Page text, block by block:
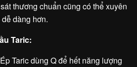
thương chuẩn cũng có thể xuyên
dàng hơn.
Taric:
Ép Taric dùng Q để hết năng lượng